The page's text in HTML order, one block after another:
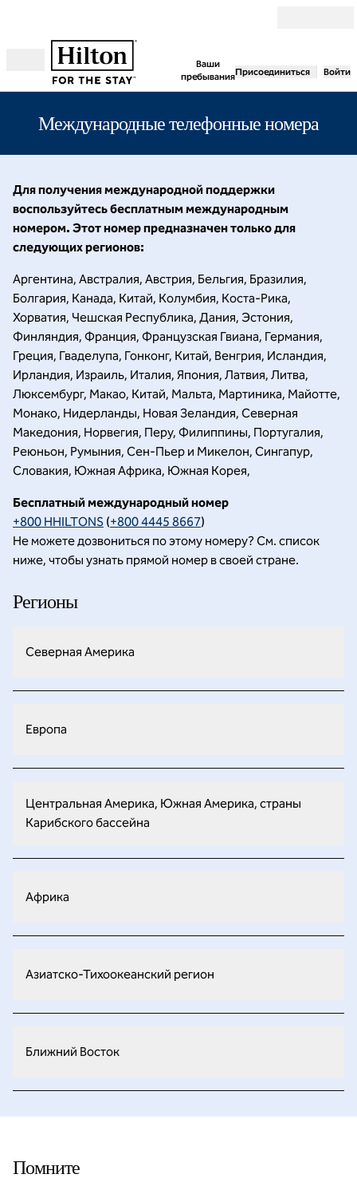
Открыть меню
Ваши
пребыванияПрисоединиться Войти
Международные телефонные номера
Для получения международной поддержки
воспользуйтесь бесплатным международным
номером. Этот номер предназначен только для
следующих регионов:
Аргентина, Австралия, Австрия, Бельгия, Бразилия,
Болгария, Канада, Китай, Колумбия, Коста-Рика,
Хорватия, Чешская Республика, Дания, Эстония,
Финляндия, Франция, Французская Гвиана, Германия,
Греция, Гваделупа, Гонконг, Китай, Венгрия, Исландия,
Ирландия, Израиль, Италия, Япония, Латвия, Литва,
Люксембург, Макао, Китай, Мальта, Мартиника, Майотте,
Монако, Нидерланды, Новая Зеландия, Северная
Македония, Норвегия, Перу, Филиппины, Португалия,
Реюньон, Румыния, Сен-Пьер и Микелон, Сингапур,
Словакия, Южная Африка, Южная Корея,
Бесплатный международный номер
+800 HHILTONS (+800 4445 8667)
Не можете дозвониться по этому номеру? См. список
ниже, чтобы узнать прямой номер в своей стране.
Регионы
Северная Америка
Европа
Центральная Америка, Южная Америка, страны
Карибского бассейна
Африка
Азиатско-Тихоокеанский регион
Ближний Восток
Помните